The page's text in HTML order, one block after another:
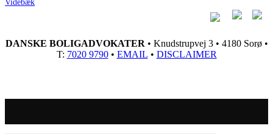
Videbæk
DANSKE BOLIGADVOKATER • Knudstrupvej 3 • 4180 Sorø •
T: 7020 9790• EMAIL • DISCLAIMER